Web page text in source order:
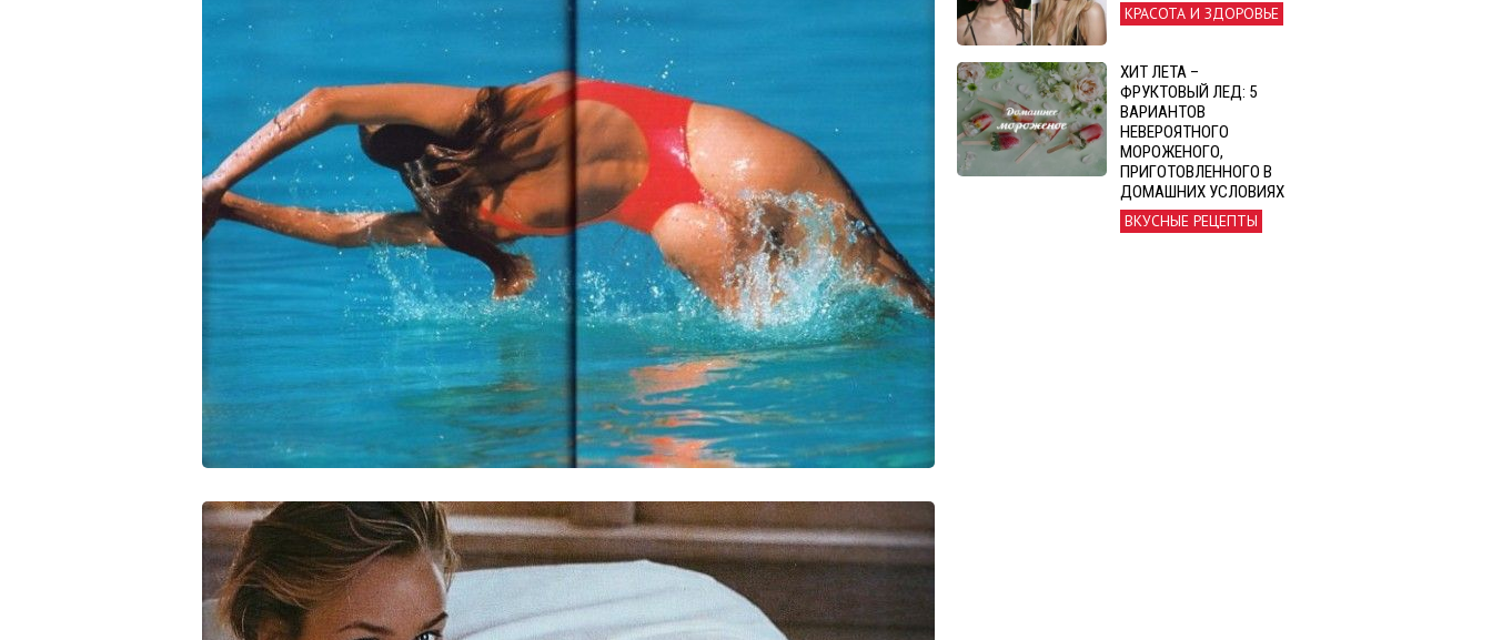
КРАСОТА И ЗДОРОВЬЕ
ХИТ ЛЕТА –
ФРУКТОВЫЙ ЛЕД: 5
ВАРИАНТОВ
НЕВЕРОЯТНОГО
МОРОЖЕНОГО,
ПРИГОТОВЛЕННОГО В
ДОМАШНИХ УСЛОВИЯХ
ВКУСНЫЕ РЕЦЕПТЫ